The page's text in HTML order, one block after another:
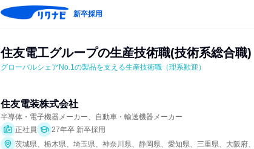
新卒採用
住友電工グループの生産技術職(技術系総合職)
グローバルシェアNo.1の製品を支える生産技術職（理系歓迎）
住友電装株式会社
半導体・電子機器メーカー、自動車・輸送機器メーカー
正社員
27年卒 新卒採用
茨城県、栃木県、埼玉県、神奈川県、静岡県、愛知県、三重県、大阪府